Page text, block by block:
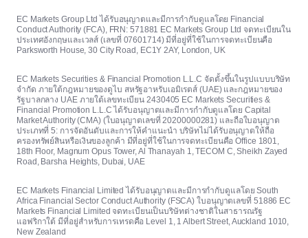
EC Markets Group Ltd ได้รับอนุญาตและมีการกำกับดูแลโดย Financial
Conduct Authority (FCA), FRN: 571881 EC Markets Group Ltd จดทะเบียนใน
ประเทศอังกฤษและเวลส์ (เลขที่ 07601714) มีที่อยู่ที่ใช้ในการจดทะเบียนคือ
Parksworth House, 30 City Road, EC1Y 2AY, London, UK
EC Markets Securities & Financial Promotion L.L.C จัดตั้งขึ้นในรูปแบบบริษัท
จำกัด ภายใต้กฎหมายของดูไบ สหรัฐอาหรับเอมิเรตส์ (UAE) และกฎหมายของ
รัฐบาลกลาง UAE ภายใต้เลขทะเบียน 2430405 EC Markets Securities &
Financial Promotion L.L.C ได้รับอนุญาตและมีการกำกับดูแลโดย Capital
Market Authority (CMA) (ใบอนุญาตเลขที่ 20200000281) และถือใบอนุญาต
ประเภทที่ 5: การจัดอันดับและการให้คำแนะนำ บริษัทไม่ได้รับอนุญาตให้ถือ
ครองทรัพย์สินหรือเงินของลูกค้า มีที่อยู่ที่ใช้ในการจดทะเบียนคือ Office 1801,
18th Floor, Magnum Opus Tower, Al Thanayah 1, TECOM C, Sheikh Zayed
Road, Barsha Heights, Dubai, UAE
EC Markets Financial Limited ได้รับอนุญาตและมีการกำกับดูแลโดย South
Africa Financial Sector Conduct Authority (FSCA) ใบอนุญาตเลขที่ 51886 EC
Markets Financial Limited จดทะเบียนเป็นบริษัทต่างชาติในสาธารณรัฐ
แอฟริกาใต้ มีที่อยู่สำหรับการเทรดคือ Level 1, 1 Albert Street, Auckland 1010,
New Zealand